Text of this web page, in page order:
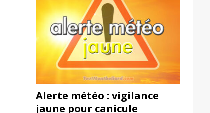
Alerte météo : vigilance
jaune pour canicule